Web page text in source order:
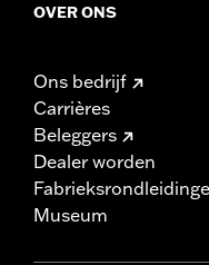
OVER ONS
Ons bedrijf
Carrières
Beleggers
Dealer worden
Museum